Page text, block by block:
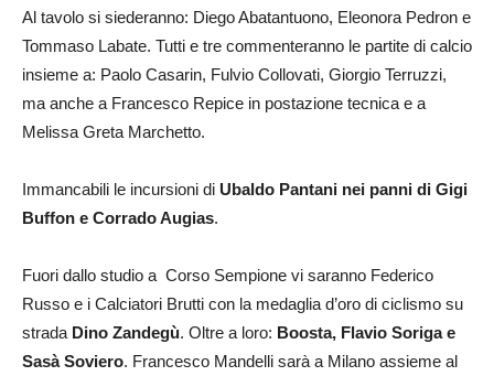
Al tavolo si siederanno: Diego Abatantuono, Eleonora Pedron e
Tommaso Labate. Tutti e tre commenteranno le partite di calcio
insieme a: Paolo Casarin, Fulvio Collovati, Giorgio Terruzzi,
ma anche a Francesco Repice in postazione tecnica e a
Melissa Greta Marchetto.
Immancabili le incursioni di Ubaldo Pantani nei panni di Gigi
Buffon e Corrado Augias.
Fuori dallo studio a Corso Sempione vi saranno Federico
Russo e i Calciatori Brutti con la medaglia d’oro di ciclismo su
strada Dino Zandegù. Oltre a loro: Boosta, Flavio Soriga e
Sasà Soviero. Francesco Mandelli sarà a Milano assieme al